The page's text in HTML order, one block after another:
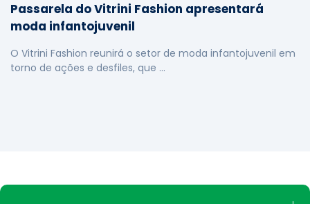
Passarela do Vitrini Fashion apresentará
moda infantojuvenil
O Vitrini Fashion reunirá o setor de moda infantojuvenil em
torno de ações e desfiles, que …